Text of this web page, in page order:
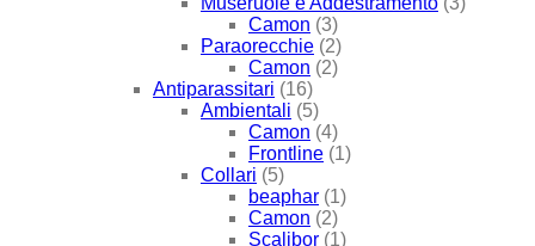
Camon (3)
Paraorecchie (2)
Camon (2)
Antiparassitari (16)
Ambientali (5)
Camon (4)
Frontline (1)
Collari (5)
beaphar (1)
Camon (2)
Scalibor (1)